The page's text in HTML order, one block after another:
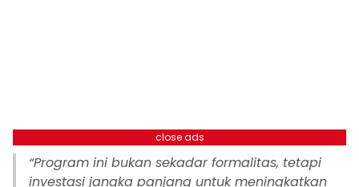
close ads
“Program ini bukan sekadar formalitas, tetapi
investasi jangka panjang untuk meningkatkan